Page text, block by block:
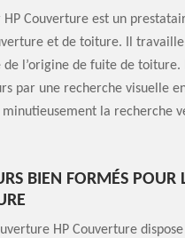
HP Couverture est un
et de toiture. Il
l’origine de fuite de
par une recherche visuelle
la recherche
BIEN FORMÉS POUR
HP Couverture